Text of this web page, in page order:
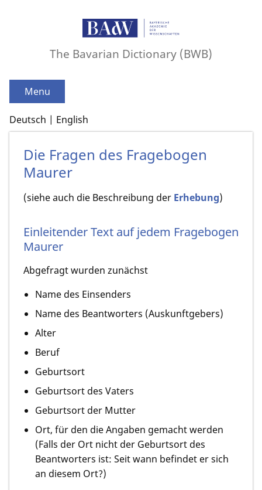
The Bavarian Dictionary (BWB)
Menu
Deutsch English
Die Fragen des Fragebogen
Maurer
(siehe auch die Beschreibung der Erhebung)
Einleitender Text auf jedem Fragebogen
Maurer
Abgefragt wurden zunächst
Name des Einsenders
Name des Beantworters (Auskunftgebers)
Alter
Beruf
Geburtsort
Geburtsort des Vaters
Geburtsort der Mutter
Ort, für den die Angaben gemacht werden
(Falls der Ort nicht der Geburtsort des
Beantworters ist: Seit wann befindet er sich
an diesem Ort?)